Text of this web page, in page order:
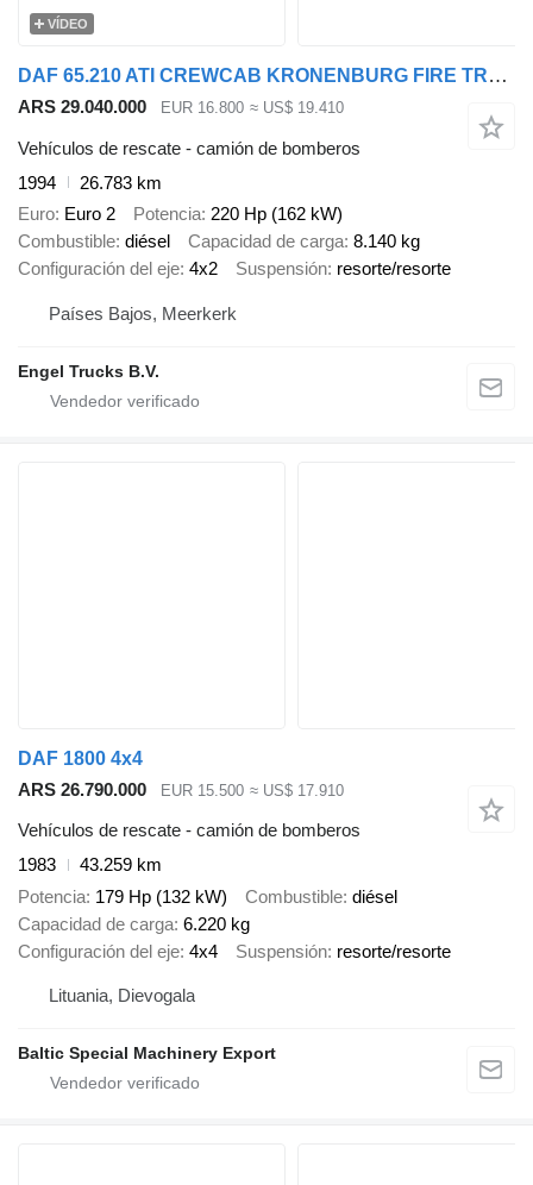
VÍDEO
DAF 65.210 ATI CREWCAB KRONENBURG FIRE TRUCK (ONLY 26.750 KM!!! / EU
ARS 29.040.000 EUR 16.800 ≈ US$ 19.410
Vehículos de rescate - camión de bomberos
1994
26.783 km
Euro Euro 2 Potencia 220 Hp (162 kW)
Combustible diésel Capacidad de carga 8.140 kg
Configuración del eje 4x2 Suspensión resorte/resorte
Países Bajos, Meerkerk
Engel Trucks B.V.
DAF 1800 4x4
ARS 26.790.000
EUR 15.500 ≈ US$ 17.910
Vehículos de rescate - camión de bomberos
1983
43.259 km
Potencia 179 Hp (132 kW) Combustible diésel
Capacidad de carga 6.220 kg
Configuración del eje 4x4 Suspensión resorte/resorte
Lituania, Dievogala
Baltic Special Machinery Export